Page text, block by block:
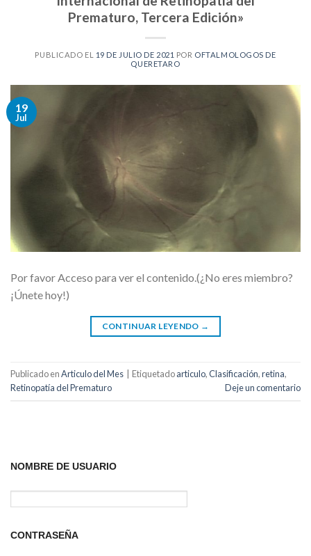
Prematuro, Tercera Edición»
PUBLICADO EL 19 DE JULIO DE 2021 POR OFTALMOLOGOS DE
QUERETARO
19
Jul
Por favor Acceso para ver el contenido.(¿No eres miembro?
¡Únete hoy!)
CONTINUAR LEYENDO →
Publicado enArticulo del Mes Etiquetadoarticulo,Clasificación,retina,
Retinopatía del Prematuro
Deje un comentario
NOMBRE DE USUARIO
CONTRASEÑA